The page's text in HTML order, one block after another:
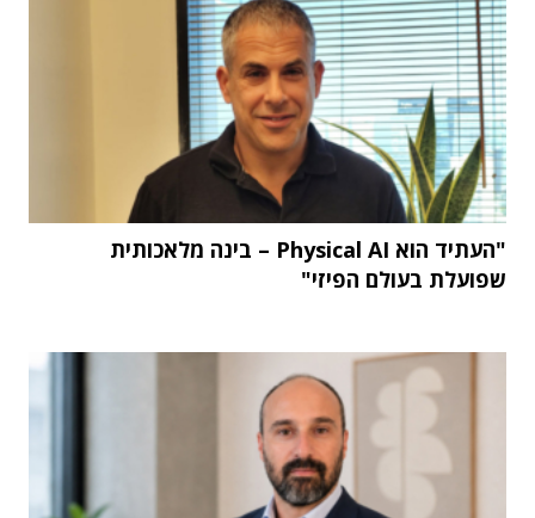
"העתיד הוא Physical AI – בינה מלאכותית
שפועלת בעולם הפיזי"